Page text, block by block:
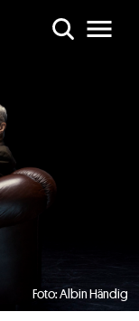
Foto: Albin Händig